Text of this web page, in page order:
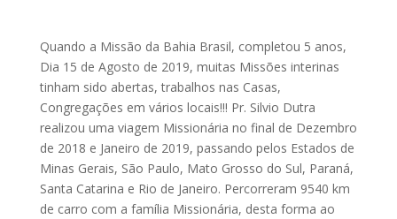
Quando a Missão da Bahia Brasil, completou 5 anos,
Dia 15 de Agosto de 2019, muitas Missões interinas
tinham sido abertas, trabalhos nas Casas,
Congregações em vários locais!!! Pr. Silvio Dutra
realizou uma viagem Missionária no final de Dezembro
de 2018 e Janeiro de 2019, passando pelos Estados de
Minas Gerais, São Paulo, Mato Grosso do Sul, Paraná,
Santa Catarina e Rio de Janeiro. Percorreram 9540 km
de carro com a família Missionária, desta forma ao